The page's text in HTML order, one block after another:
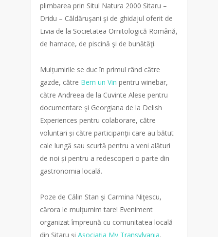
plimbarea prin Situl Natura 2000 Sitaru –
Dridu – Căldăruşani şi de ghidajul oferit de
Livia de la Societatea Ornitologică Română,
de hamace, de piscină şi de bunătăţi.
Mulțumirile se duc în primul rând către
gazde, către Bem un Vin pentru winebar,
către Andreea de la Cuvinte Alese pentru
documentare şi Georgiana de la Delish
Experiences pentru colaborare, către
voluntari și către participanţii care au bătut
cale lungă sau scurtă pentru a veni alături
de noi și pentru a redescoperi o parte din
gastronomia locală.
Poze de Călin Stan și Carmina Niţescu,
cărora le mulțumim tare! Eveniment
organizat împreună cu comunitatea locală
din Sitaru și Asociația My Transylvania.